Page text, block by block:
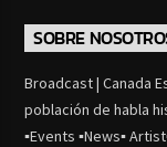
SOBRE
Broadcast | Canada
población de habla
▪Events ▪News▪